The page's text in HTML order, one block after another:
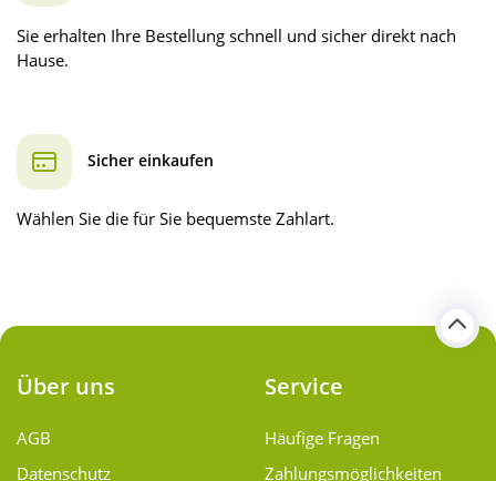
Sie erhalten Ihre Bestellung schnell und sicher direkt nach
Hause.
Sicher einkaufen
Wählen Sie die für Sie bequemste Zahlart.
Über uns
AGB
Datenschutz
Service
Häufige Fragen
Zahlungsmöglichkeiten